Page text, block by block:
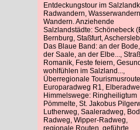
Entdeckungstour im
Radwandern, Wasserwandern,
Wandern. Anziehende
Salzlandstädte: Schönebeck
Bernburg, Staßfurt,
Das Blaue Band: an der
der Saale, an der Elbe...,
Romanik, Feste feiern,
wohlfühlen im Salzland...,
Überregionale
Europaradweg R1,
Himmelswege: Ringheiligtum
Pömmelte, St. Jakobus
Lutherweg, Saaleradweg,
Radweg, Wipper-Radweg,
regionale Routen, geführte